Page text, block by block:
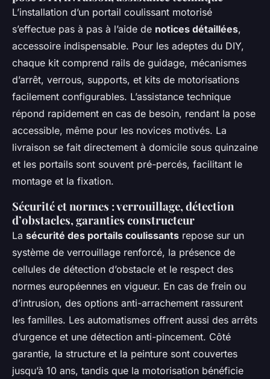
L’installation d’un portail coulissant motorisé
s’effectue pas à pas à l’aide de notices détaillées,
accessoire indispensable. Pour les adeptes du DIY,
chaque kit comprend rails de guidage, mécanismes
d’arrêt, verrous, supports, et kits de motorisations
facilement configurables. L’assistance technique
répond rapidement en cas de besoin, rendant la pose
accessible, même pour les novices motivés. La
livraison se fait directement à domicile sous quinzaine
et les portails sont souvent pré-percés, facilitant le
montage et la fixation.
Sécurité et normes : verrouillage, détection
d’obstacles, garanties constructeur
La sécurité des portails coulissants repose sur un
système de verrouillage renforcé, la présence de
cellules de détection d’obstacle et le respect des
normes européennes en vigueur. En cas de frein ou
d’intrusion, des options anti-arrachement rassurent
les familles. Les automatismes offrent aussi des arrêts
d’urgence et une détection anti-pincement. Côté
garantie, la structure et la peinture sont couvertes
jusqu’à 10 ans, tandis que la motorisation bénéficie